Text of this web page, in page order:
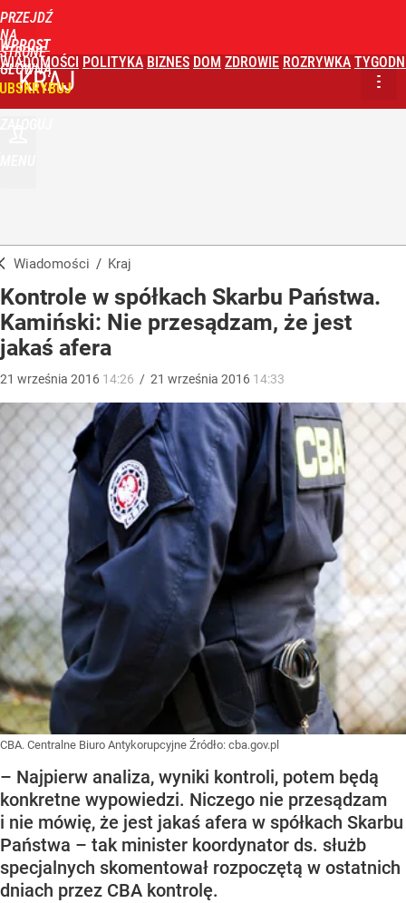
PRZEJDŹ
NA
STRONĘ
GŁÓWNĄ
WPROST
WIADOMOŚCI POLITYKA BIZNES DOM ZDROWIE ROZRYWKA
KRAJ
Wiadomości / Kraj
Kontrole w spółkach Skarbu Państwa.
Kamiński: Nie przesądzam, że jest
jakaś afera
21 września 2016 14:26 / 21 września 2016 14:33
CBA. Centralne Biuro Antykorupcyjne Źródło: cba.gov.pl
– Najpierw analiza, wyniki kontroli, potem będą
konkretne wypowiedzi. Niczego nie przesądzam
i nie mówię, że jest jakaś afera w spółkach Skarbu
Państwa – tak minister koordynator ds. służb
specjalnych skomentował rozpoczętą w ostatnich
dniach przez CBA kontrolę.